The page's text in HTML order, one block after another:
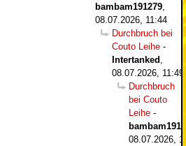
bambam191279
08.07.2026, 11:44
Durchbruch bei
Couto Leihe -
Intertanked
08.07.2026, 11:49
Durchbruch
bei Couto
Leihe -
08.07.2026,